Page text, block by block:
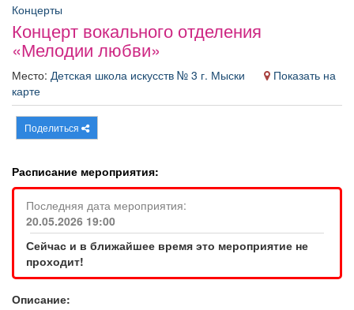
Афиша Обучение Проекты
Товары
ТВ программа Я - пенсионер
Концерты
Концерт вокального отделения
«Мелодии любви»
Место: Детская школа искусств № 3 г. Мыски
Показать на
карте
Поделиться
Расписание мероприятия:
Последняя дата мероприятия:
20.05.2026 19:00
Сейчас и в ближайшее время это мероприятие не
проходит!
Описание: